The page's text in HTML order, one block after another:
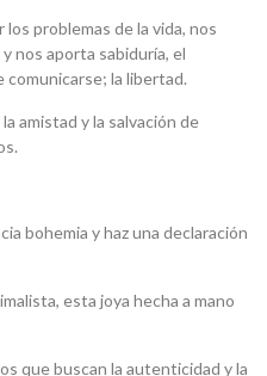
problemas de la vida, nos
nos aporta sabiduría, el
comunicarse; la libertad.
amistad y la salvación de
bohemia y haz una declaración
esta joya hecha a mano
que buscan la autenticidad y la